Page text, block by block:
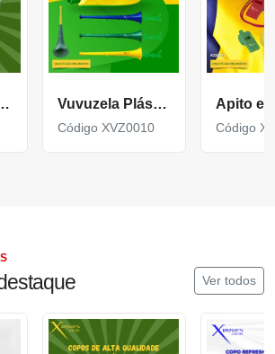
In Mold Label 360 XCS551 Vuvuzela Plástica Personalizada para eventos XVZ0010
Código XVZ0010 Código
Ver todos